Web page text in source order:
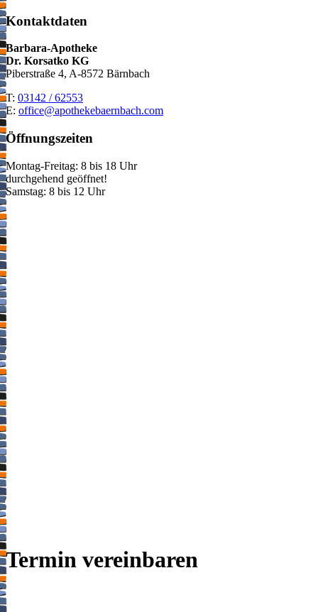
Kontaktdaten
Barbara-Apotheke
Dr. Korsatko KG
Piberstraße 4, A-8572 Bärnbach
T: 03142 / 62553
E: moc.hcabnreabekehtopa@eciffo
Öffnungszeiten
Montag-Freitag: 8 bis 18 Uhr
durchgehend geöffnet!
Samstag: 8 bis 12 Uhr
Termin vereinbaren